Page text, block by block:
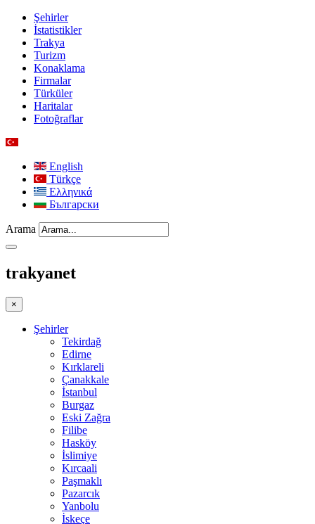
Şehirler
İstatistikler
Trakya
Turizm
Konaklama
Firmalar
Türküler
Haritalar
Fotoğraflar
English
Türkçe
Ελληνικά
Български
Arama
trakyanet
×
Şehirler
Tekirdağ
Edirne
Kırklareli
Çanakkale
İstanbul
Burgaz
Eski Zağra
Filibe
Hasköy
İslimiye
Kırcaali
Paşmaklı
Pazarcık
Yanbolu
İskeçe